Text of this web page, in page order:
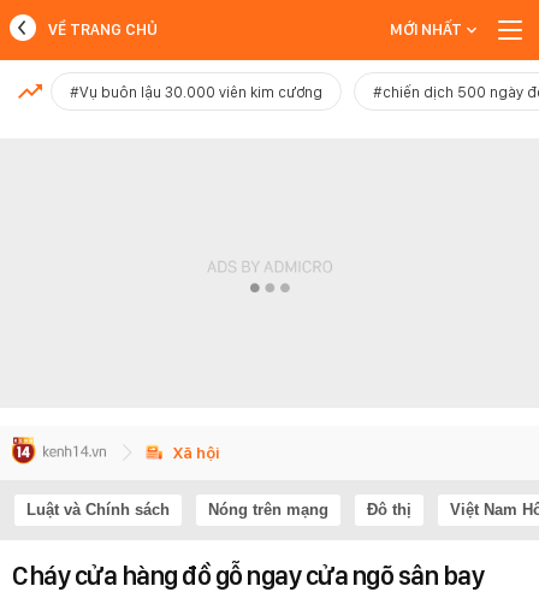
MỚI NHẤT
VỀ TRANG CHỦ MỚI NHẤT
#Vụ buôn lậu 30.000 viên kim cương #chiến dịch 500 ngày
Xã hội
Luật và Chính sách Nóng trên mạng Đô thị Việt Nam
Cháy cửa hàng đồ gỗ ngay cửa ngõ sân bay